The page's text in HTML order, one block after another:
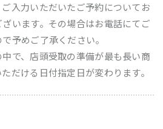
入力いただいたご予約についてお
います。その場合はお電話にてご
予めご了承ください。
で、店頭受取の準備が最も長い商
だける日付指定日が変わります。